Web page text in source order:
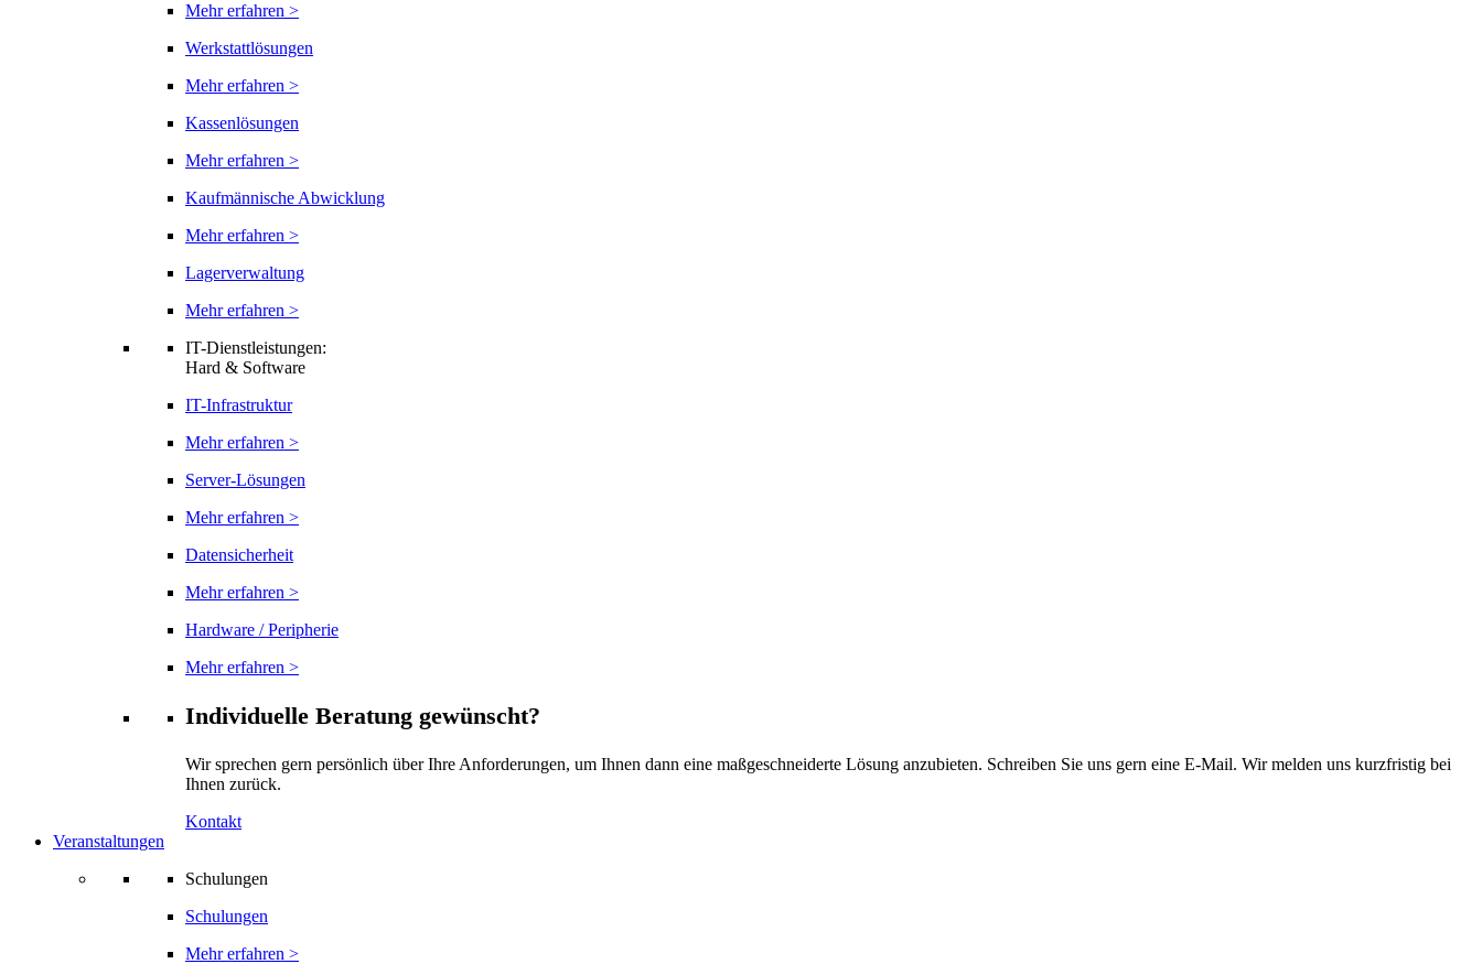
Mehr erfahren >
Werkstattlösungen
Mehr erfahren >
Kassenlösungen
Mehr erfahren >
Kaufmännische Abwicklung
Mehr erfahren >
Lagerverwaltung
Mehr erfahren >
IT-Dienstleistungen:
Hard & Software
IT-Infrastruktur
Mehr erfahren >
Server-Lösungen
Mehr erfahren >
Datensicherheit
Mehr erfahren >
Hardware / Peripherie
Mehr erfahren >
Individuelle Beratung gewünscht?
Wir sprechen gern persönlich über Ihre Anforderungen, um Ihnen dann eine maßgeschneiderte Lösung anzubieten. Schreiben Sie uns gern eine E-Mail. Wir melden uns kurzfristig bei
Ihnen zurück.
Kontakt
Veranstaltungen
Schulungen
Schulungen
Mehr erfahren >